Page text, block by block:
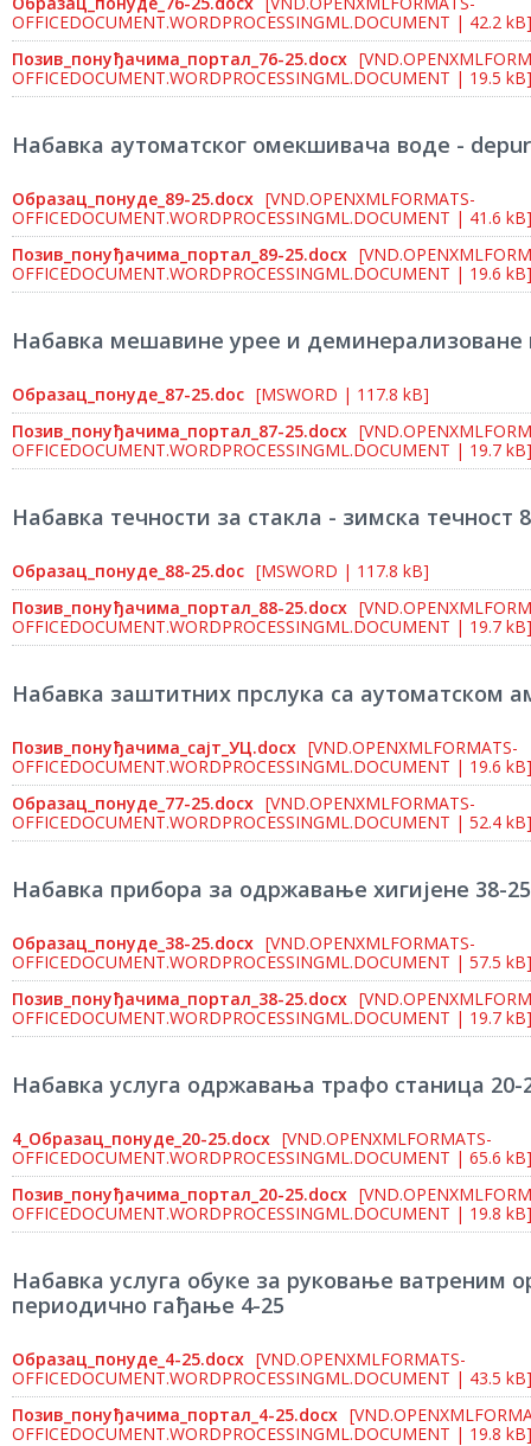
OFFICEDOCUMENT.WORDPROCESSINGML.DOCUMENT | 42.2 kB]
Позив_понуђачима_портал_76-25.docx
OFFICEDOCUMENT.WORDPROCESSINGML.DOCUMENT | 19.5 kB]
Набавка аутоматског омекшивача воде -
Образац_понуде_89-25.docx [VND.OPENXMLFORMATS-
OFFICEDOCUMENT.WORDPROCESSINGML.DOCUMENT | 41.6 kB]
Позив_понуђачима_портал_89-25.docx
OFFICEDOCUMENT.WORDPROCESSINGML.DOCUMENT | 19.6 kB]
Набавка мешавине урее и деминерализоване
Образац_понуде_87-25.doc [MSWORD | 117.8 kB]
Позив_понуђачима_портал_87-25.docx
OFFICEDOCUMENT.WORDPROCESSINGML.DOCUMENT | 19.7 kB]
Набавка течности за стакла - зимска течност
Образац_понуде_88-25.doc [MSWORD | 117.8 kB]
Позив_понуђачима_портал_88-25.docx
OFFICEDOCUMENT.WORDPROCESSINGML.DOCUMENT | 19.7 kB]
Набавка заштитних прслука са аутоматском
Позив_понуђачима_сајт_УЦ.docx [VND.OPENXMLFORMATS-
OFFICEDOCUMENT.WORDPROCESSINGML.DOCUMENT | 19.6 kB]
Образац_понуде_77-25.docx [VND.OPENXMLFORMATS-
OFFICEDOCUMENT.WORDPROCESSINGML.DOCUMENT | 52.4 kB]
Набавка прибора за одржавање хигијене 38-25
Образац_понуде_38-25.docx [VND.OPENXMLFORMATS-
OFFICEDOCUMENT.WORDPROCESSINGML.DOCUMENT | 57.5 kB]
Позив_понуђачима_портал_38-25.docx
OFFICEDOCUMENT.WORDPROCESSINGML.DOCUMENT | 19.7 kB]
Набавка услуга одржавања трафо станица 20-
4_Образац_понуде_20-25.docx [VND.OPENXMLFORMATS-
OFFICEDOCUMENT.WORDPROCESSINGML.DOCUMENT | 65.6 kB]
Позив_понуђачима_портал_20-25.docx
OFFICEDOCUMENT.WORDPROCESSINGML.DOCUMENT | 19.8 kB]
Набавка услуга обуке за руковање ватреним
периодично гађање 4-25
Образац_понуде_4-25.docx [VND.OPENXMLFORMATS-
OFFICEDOCUMENT.WORDPROCESSINGML.DOCUMENT | 43.5 kB]
Позив_понуђачима_портал_4-25.docx
OFFICEDOCUMENT.WORDPROCESSINGML.DOCUMENT | 19.8 kB]